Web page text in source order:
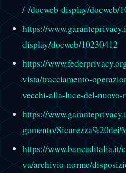
/-/docweb-display/docweb/
https://
display/docweb/10230412
https://
vista/tracciamento-
vecchi-alla-luce-del-nuovo-
https://
gomento/
https://
va/archivio-norme/